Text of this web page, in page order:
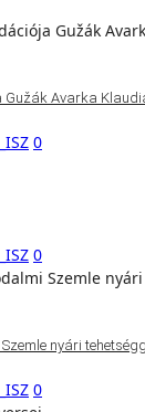
Gužák Avarka
0
0
nyári
0